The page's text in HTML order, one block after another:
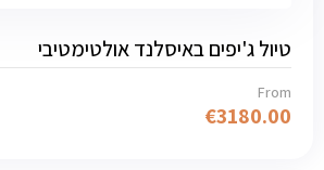
טיול ג'יפים באיסלנד אולטימטיבי
From
€3180.00